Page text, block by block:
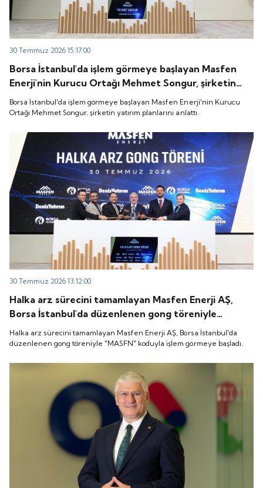
30 Temmuz 2026 15:17:00
Borsa İstanbul'da işlem görmeye başlayan Masfen
Enerji'nin Kurucu Ortağı Mehmet Songur, şirketin
yatırım planlarını anlattı.
Borsa İstanbul'da işlem görmeye başlayan Masfen Enerji'nin Kurucu
Ortağı Mehmet Songur, şirketin yatırım planlarını anlattı.
30 Temmuz 2026 13:12:00
Halka arz sürecini tamamlayan Masfen Enerji AŞ,
Borsa İstanbul'da düzenlenen gong töreniyle
"MASFN" koduyla işlem görmeye başladı.
Halka arz sürecini tamamlayan Masfen Enerji AŞ, Borsa İstanbul'da
düzenlenen gong töreniyle "MASFN" koduyla işlem görmeye başladı.